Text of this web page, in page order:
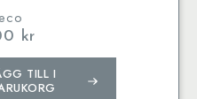
kr
TILL I